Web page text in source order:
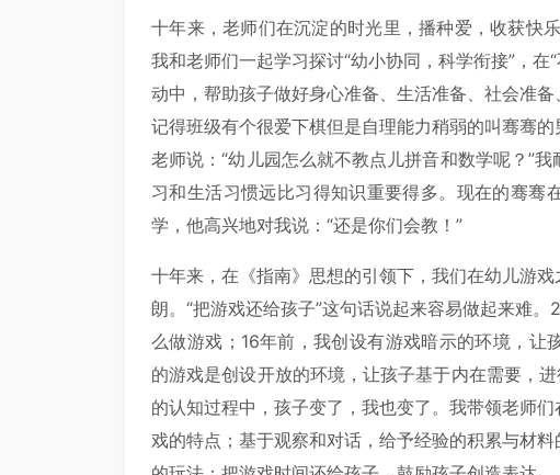
十年来，老师们在沉淀的时光里，播种爱，收获快
我和老师们一起学习探讨“幼小协同，科学衔接”，在
动中，帮助孩子做好身心准备、生活准备、社会准
记得班级有个很爱下棋但是自理能力稍弱的叫骞骞
老师说：“幼儿园怎么就不教点儿拼音和数学呢？”
习和生活习惯远比习得知识重要得多。现在的骞骞
学，他高兴地对我说：“还是你们会教！”
十年来，在《指南》思想的引领下，我们在幼儿游
朗。“把游戏还给孩子”这句话说起来容易做起来难
么做游戏；16年前，我创设有游戏暗示的环境，让
的游戏是创设开放的环境，让孩子基于内在需要，
的认知过程中，孩子变了，我也变了。我带领老师
戏的特点；基于观察和对话，给予经验的积累与材